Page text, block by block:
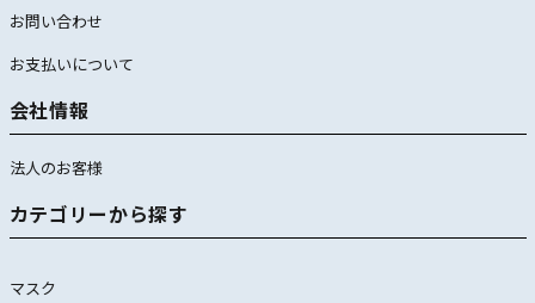
お問い合わせ
お支払いについて
会社情報
法人のお客様
カテゴリーから探す
マスク